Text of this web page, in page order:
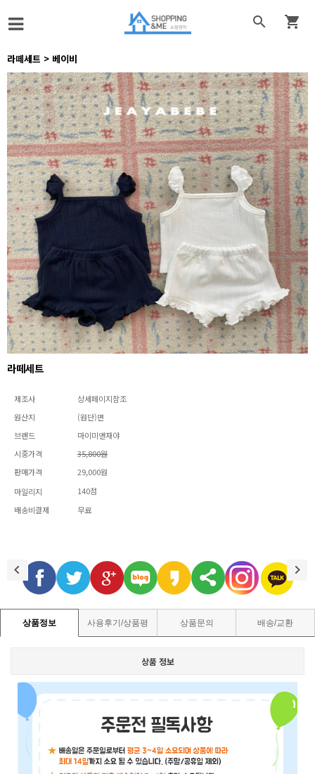
 
라떼세트 > 베이비
라떼세트
제조사
상세페이지참조
원산지
(원단)면
브랜드
마이미앤재야
시중가격
35,800원
판매가격
29,000원
마일리지
140점
배송비결제
무료
상품정보 사용후기/상품평 상품문의 배송/교환
상품 정보